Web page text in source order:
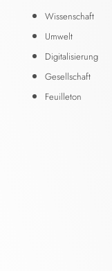
Wissenschaft
Umwelt
Digitalisierung
Gesellschaft
Feuilleton